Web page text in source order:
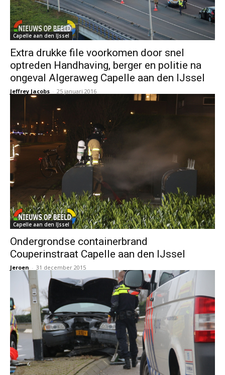
Capelle aan den IJssel
Extra drukke file voorkomen door snel
optreden Handhaving, berger en politie na
ongeval Algeraweg Capelle aan den IJssel
Jeffrey Jacobs - 25 januari 2016
Capelle aan den IJssel
Ondergrondse containerbrand
Couperinstraat Capelle aan den IJssel
Jeroen - 31 december 2015